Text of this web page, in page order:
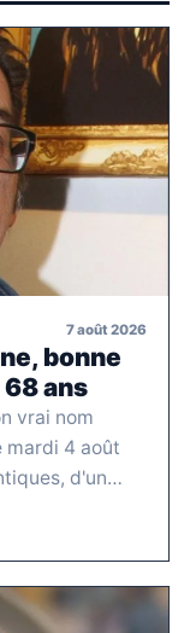
7 août 2026
bonne
ans
vrai nom
mardi 4 août
d'un…